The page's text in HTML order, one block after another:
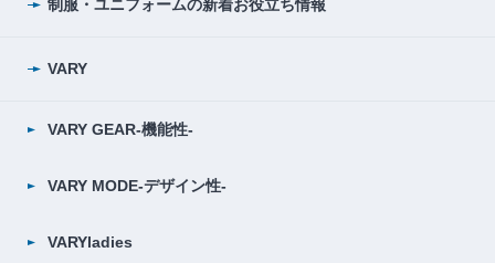
制服・ユニフォームの新着お役立ち情報
VARY
VARY GEAR-機能性-
VARY MODE-デザイン性-
VARYladies